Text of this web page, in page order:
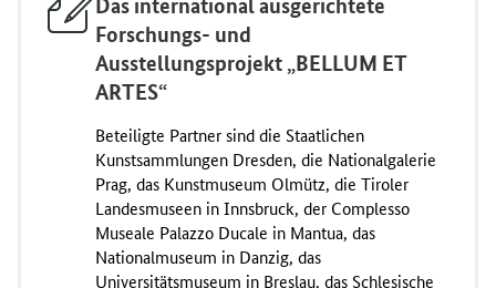
Forschungs- und
Ausstellungsprojekt „BELLUM ET
ARTES“
Beteiligte Partner sind die Staatlichen
Kunstsammlungen Dresden, die Nationalgalerie
Prag, das Kunstmuseum Olmütz, die Tiroler
Landesmuseen in Innsbruck, der Complesso
Museale Palazzo Ducale in Mantua, das
Nationalmuseum in Danzig, das
Universitätsmuseum in Breslau, das Schlesische